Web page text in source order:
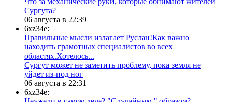
Сургута?
06 августа в 22:39
6xz34e:
Правильные мысли излагает Руслан!Как важно
находить грамотных специалистов во всех
областях.Хотелось...
Сургут может не заметить проблему, пока земля не
уйдет из-под ног
06 августа в 22:31
6xz34e: